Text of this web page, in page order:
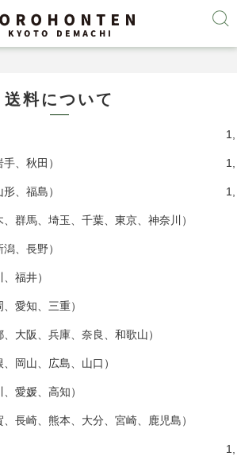
送料について
北海道 1,
森、岩手、秋田） 1,
城、山形、福島） 1,
群馬、埼玉、千葉、東京、神奈川）
梨、新潟、長野）
、石川、福井）
静岡、愛知、三重）
、大阪、兵庫、奈良、和歌山）
根、岡山、広島、山口）
香川、愛媛、高知）
長崎、熊本、大分、宮崎、鹿児島）
1,